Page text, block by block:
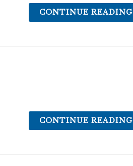
CONTINUE READING
CONTINUE READING